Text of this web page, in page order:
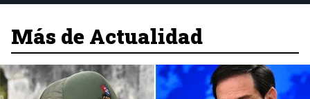
Más de Actualidad